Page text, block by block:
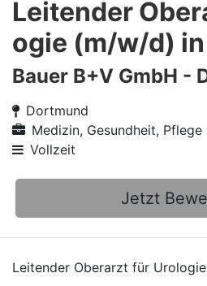
Leitender
ogie (m/w/d)
Bauer B+V GmbH -
Dortmund
Medizin, Gesundheit, Pflege
Vollzeit
Jetzt
Leitender Oberarzt für